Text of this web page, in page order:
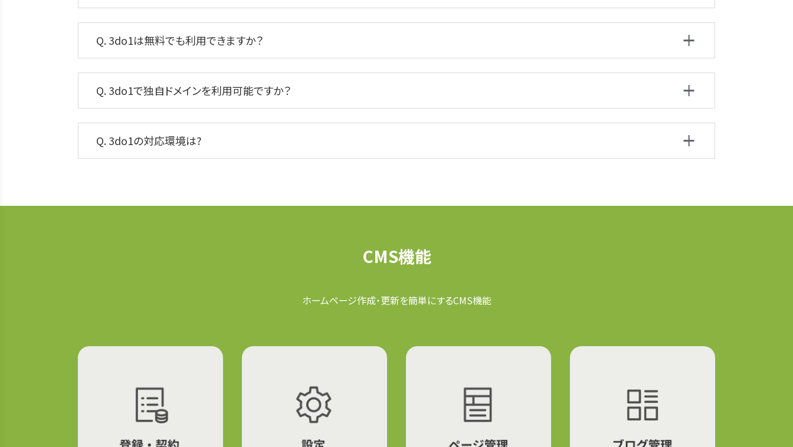
Q. 3do1は無料でも利用できますか？
Q. 3do1で独自ドメインを利用可能ですか？
Q. 3do1の対応環境は?
CMS機能
ホームページ作成・更新を簡単にするCMS機能